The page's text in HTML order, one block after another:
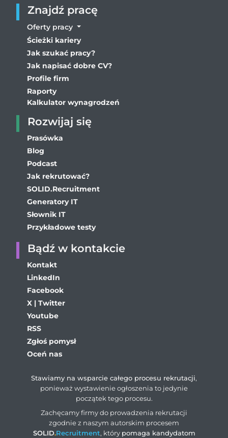
Znajdź pracę
Oferty pracy
Ścieżki kariery
Jak szukać pracy?
Jak napisać dobre CV?
Profile firm
Raporty
Kalkulator wynagrodzeń
Rozwijaj się
Prasówka
Blog
Podcast
Jak rekrutować?
SOLID.Recruitment
Generatory IT
Słownik IT
Przykładowe testy
Bądź w kontakcie
Kontakt
LinkedIn
Facebook
X | Twitter
Youtube
RSS
Zgłoś pomysł
Oceń nas
Stawiamy na wsparcie całego procesu rekrutacji,
ponieważ wystawienie ogłoszenia to jedynie
początek tego procesu.
Zachęcamy firmy do prowadzenia rekrutacji
zgodnie z naszym autorskim procesem
SOLID.Recruitment, który pomaga kandydatom